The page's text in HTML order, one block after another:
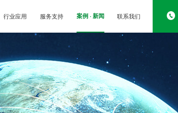
行业应用 服务支持 案例 · 新闻 联系我们